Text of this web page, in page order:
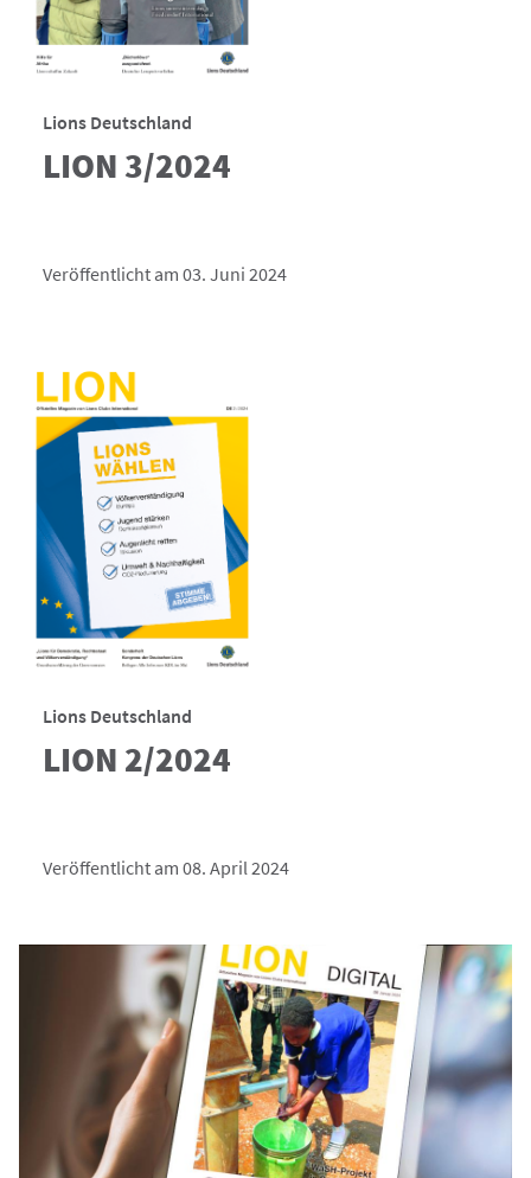
Lions Deutschland
LION 3/2024
Veröffentlicht am 03. Juni 2024
Lions Deutschland
LION 2/2024
Veröffentlicht am 08. April 2024